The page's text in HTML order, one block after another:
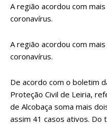
A região acordou com
coronavírus.
A região acordou com
coronavírus.
De acordo com o boletim
Proteção Civil de Leiria,
de Alcobaça soma mais
assim 41 casos ativos. Do